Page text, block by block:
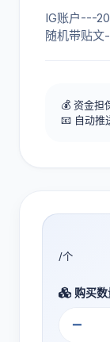
IG账户---
随机带贴
💰 资金担
📧 自动推
/个
购买数
−